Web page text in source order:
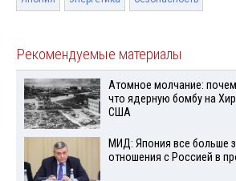
Рекомендуемые материалы
Атомное молчание:
что ядерную бомбу на
США
МИД: Япония все больше
отношения с Россией в